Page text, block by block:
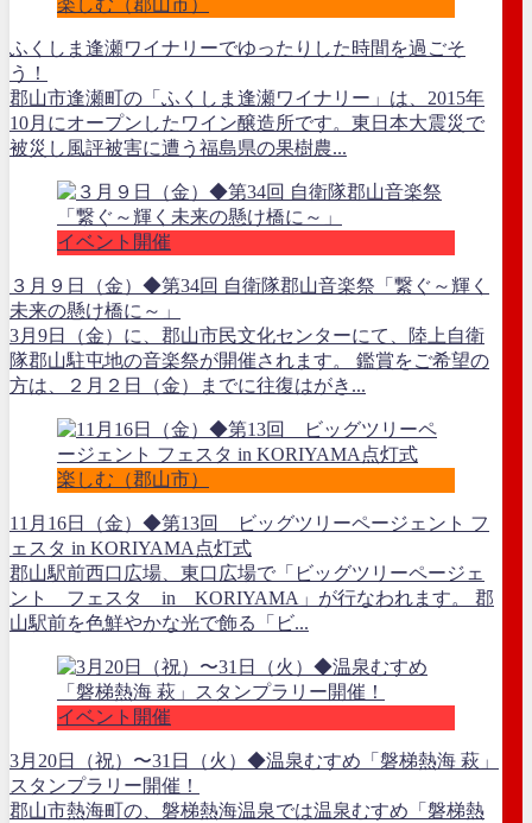
ふくしま逢瀬ワイナリーでゆったりした時間を過ごそ
う！
郡山市逢瀬町の「ふくしま逢瀬ワイナリー」は、2015年
10月にオープンしたワイン醸造所です。東日本大震災で
被災し風評被害に遭う福島県の果樹農...
イベント開催
３月９日（金）◆第34回 自衛隊郡山音楽祭「繋ぐ～輝く
未来の懸け橋に～」
3月9日（金）に、郡山市民文化センターにて、陸上自衛
隊郡山駐屯地の音楽祭が開催されます。 鑑賞をご希望の
方は、２月２日（金）までに往復はがき...
楽しむ（郡山市）
11月16日（金）◆第13回 ビッグツリーページェント フ
ェスタ in KORIYAMA点灯式
郡山駅前西口広場、東口広場で「ビッグツリーページェ
ント フェスタ in KORIYAMA」が行なわれます。 郡
山駅前を色鮮やかな光で飾る「ビ...
イベント開催
3月20日（祝）〜31日（火）◆温泉むすめ「磐梯熱海 萩」
スタンプラリー開催！
郡山市熱海町の、磐梯熱海温泉では温泉むすめ「磐梯熱